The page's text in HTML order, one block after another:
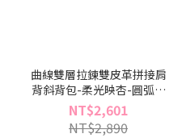
曲線雙層拉鍊雙皮革拼接肩
背斜背包-柔光映杏-圓弧系
列(BX96538-60)
NT$2,601
NT$2,890